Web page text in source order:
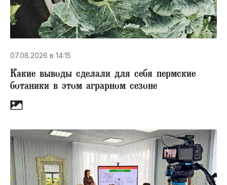
07.08.2026 в 14:15
Какие выводы сделали для себя пермские
ботаники в этом аграрном сезоне